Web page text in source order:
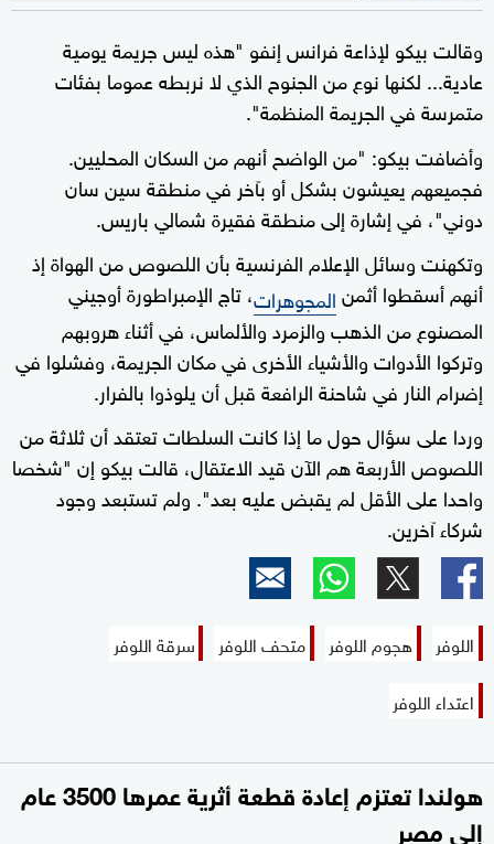
وقالت بيكو لإذاعة فرانس إنفو "هذه ليس جريمة يومية
عادية... لكنها نوع من الجنوح الذي لا نربطه عموما بفئات
متمرسة في الجريمة المنظمة".
وأضافت بيكو: "من الواضح أنهم من السكان المحليين.
فجميعهم يعيشون بشكل أو بآخر في منطقة سين سان
دوني"، في إشارة إلى منطقة فقيرة شمالي باريس.
وتكهنت وسائل الإعلام الفرنسية بأن اللصوص من الهواة إذ
أنهم أسقطوا أثمنالمجوهرات، تاج الإمبراطورة أوجيني
المصنوع من الذهب والزمرد والألماس، في أثناء هروبهم
وتركوا الأدوات والأشياء الأخرى في مكان الجريمة، وفشلوا في
إضرام النار في شاحنة الرافعة قبل أن يلوذوا بالفرار.
وردا على سؤال حول ما إذا كانت السلطات تعتقد أن ثلاثة من
اللصوص الأربعة هم الآن قيد الاعتقال، قالت بيكو إن "شخصا
واحدا على الأقل لم يقبض عليه بعد". ولم تستبعد وجود
شركاء آخرين.
اللوفر هجوم اللوفر متحف اللوفر
سرقة اللوفر
اعتداء اللوفر
هولندا تعتزم إعادة قطعة أثرية عمرها 3500 عام
إلى مصر